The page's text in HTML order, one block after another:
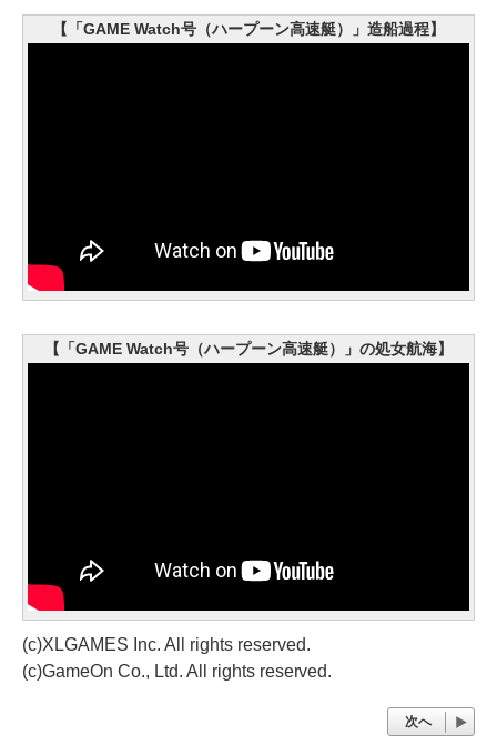
【「GAME Watch号（ハープーン高速艇）」造船過程】
【「GAME Watch号（ハープーン高速艇）」の処女航海】
(c)XLGAMES Inc. All rights reserved.
(c)GameOn Co., Ltd. All rights reserved.
次へ